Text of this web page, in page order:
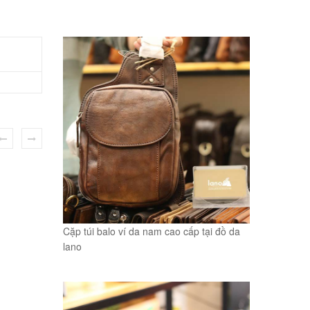
Cặp túi balo ví da nam cao cấp tại đồ da
lano